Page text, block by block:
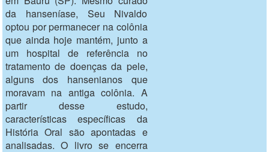
da hanseníase, Seu Nivaldo
optou por permanecer na colônia
que ainda hoje mantém, junto a
um hospital de referência no
tratamento de doenças da pele,
alguns dos hansenianos que
moravam na antiga colônia. A
partir desse estudo,
características específicas da
História Oral são apontadas e
analisadas. O livro se encerra